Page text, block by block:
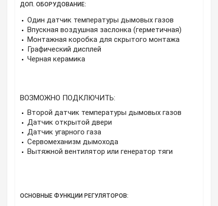
ДОП. ОБОРУДОВАНИЕ:
Один датчик температуры дымовых газов
Впускная воздушная заслонка (герметичная)
Монтажная коробка для скрытого монтажа
Графический дисплей
Черная керамика
ВОЗМОЖНО ПОДКЛЮЧИТЬ:
Второй датчик температуры дымовых газов
Датчик открытой двери
Датчик угарного газа
Сервомеханизм дымохода
Вытяжной вентилятор или генератор тяги
ОСНОВНЫЕ ФУНКЦИИ РЕГУЛЯТОРОВ: